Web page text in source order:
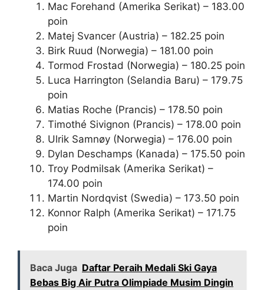
Mac Forehand (Amerika Serikat) – 183.00
poin
Matej Svancer (Austria) – 182.25 poin
Birk Ruud (Norwegia) – 181.00 poin
Tormod Frostad (Norwegia) – 180.25 poin
Luca Harrington (Selandia Baru) – 179.75
poin
Matias Roche (Prancis) – 178.50 poin
Timothé Sivignon (Prancis) – 178.00 poin
Ulrik Samnøy (Norwegia) – 176.00 poin
Dylan Deschamps (Kanada) – 175.50 poin
Troy Podmilsak (Amerika Serikat) –
174.00 poin
Martin Nordqvist (Swedia) – 173.50 poin
Konnor Ralph (Amerika Serikat) – 171.75
poin
Baca Juga Daftar Peraih Medali Ski Gaya
Bebas Big Air Putra Olimpiade Musim Dingin